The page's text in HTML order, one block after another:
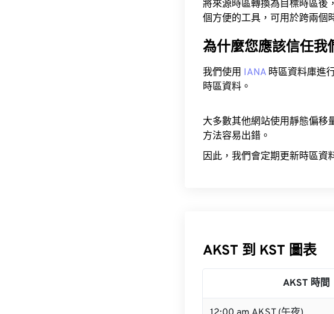
將來源時區轉換為目標時區後
個方便的工具，可用於跨兩個
為什麼您應該信任我
我們使用 IANA 時區資料庫進
時區資料。
大多數其他網站使用靜態偏移
方法容易出錯。
因此，我們會定期更新時區資
AKST 到 KST 圖表
AKST 時間